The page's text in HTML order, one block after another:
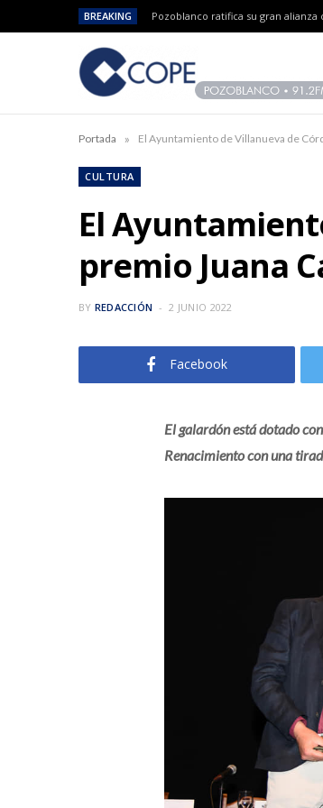
BREAKING
Portada » El Ayuntamiento de Villanueva de
CULTURA
El
premio Juana
BY REDACCIÓN 2 JUNIO 2022
Facebook
El galardón está dotado
Renacimiento con una